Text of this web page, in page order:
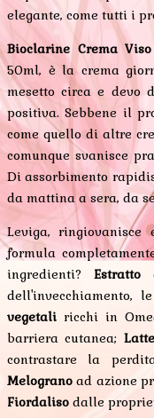
elegante, come tutti i
Bioclarine Crema
50ml, è la crema
mesetto circa e devo
positiva. Sebbene il
come quello di altre
comunque svanisce
Di assorbimento
da mattina a sera, da
Leviga,
formula
ingredienti?Estratto
dell'invecchiamento,
vegetali ricchi in
barriera cutanea;
contrastare la
Melograno ad azione
Fiordaliso dalle